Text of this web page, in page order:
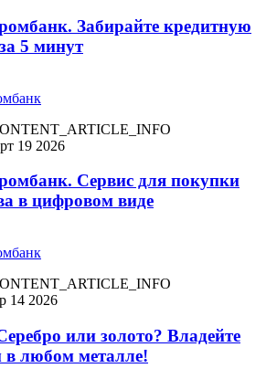
Забирайте кредитную
5 минут
19 2026
Сервис для покупки
в цифровом виде
14 2026
или золото? Владейте
в любом металле!